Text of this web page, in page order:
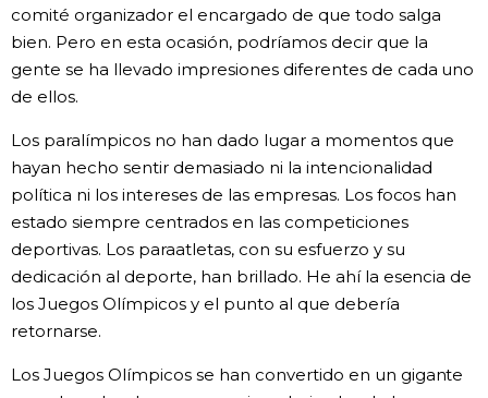
comité organizador el encargado de que todo salga
bien. Pero en esta ocasión, podríamos decir que la
gente se ha llevado impresiones diferentes de cada uno
de ellos.
Los paralímpicos no han dado lugar a momentos que
hayan hecho sentir demasiado ni la intencionalidad
política ni los intereses de las empresas. Los focos han
estado siempre centrados en las competiciones
deportivas. Los paraatletas, con su esfuerzo y su
dedicación al deporte, han brillado. He ahí la esencia de
los Juegos Olímpicos y el punto al que debería
retornarse.
Los Juegos Olímpicos se han convertido en un gigante